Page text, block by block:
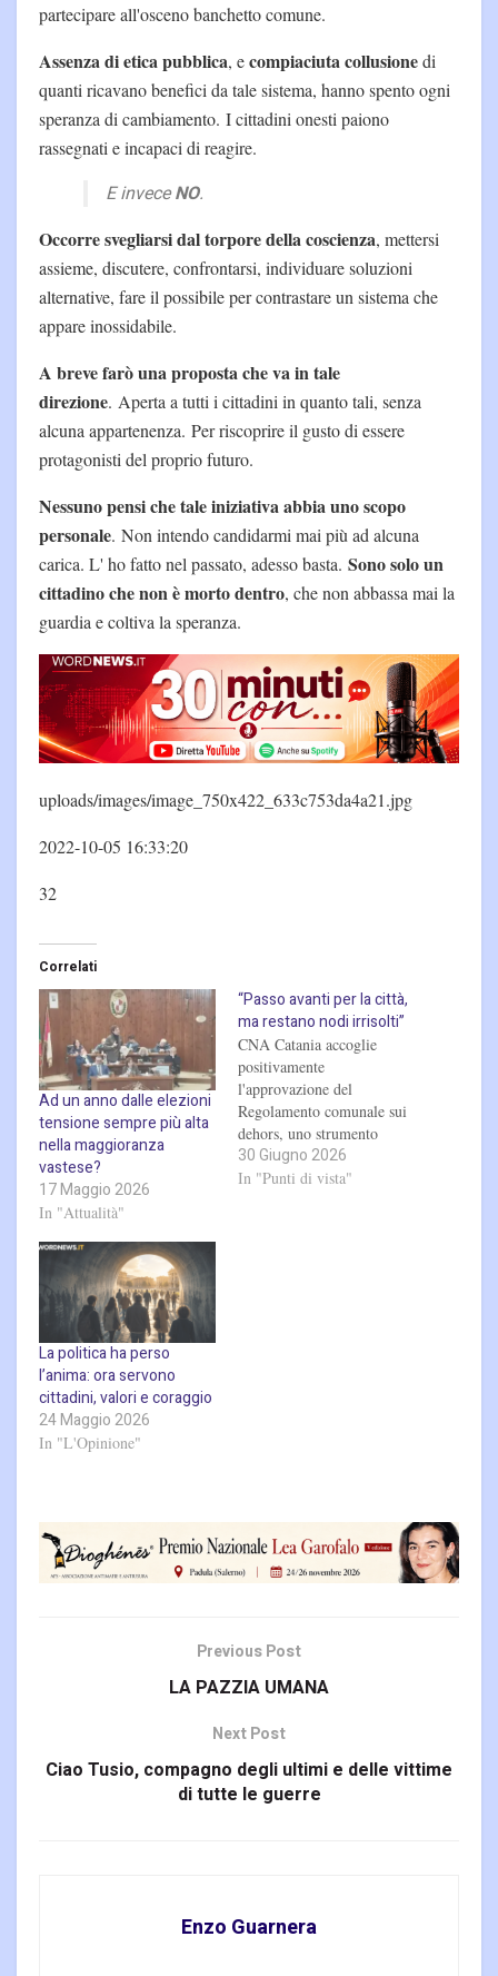
partecipare all'osceno banchetto comune.
Assenza di etica pubblica, ecompiaciuta collusionedi
quanti ricavano benefici da tale sistema, hanno spento ogni
speranza di cambiamento. I cittadini onesti paiono
rassegnati e incapaci di reagire.
E inveceNO.
Occorre svegliarsi dal torpore della coscienza, mettersi
assieme, discutere, confrontarsi, individuare soluzioni
alternative, fare il possibile per contrastare un sistema che
appare inossidabile.
A breve farò una proposta che va in tale
direzione. Aperta a tutti i cittadini in quanto tali, senza
alcuna appartenenza. Per riscoprire il gusto di essere
protagonisti del proprio futuro.
Nessuno pensi che tale iniziativa abbia uno scopo
personale. Non intendo candidarmi mai più ad alcuna
carica. L' ho fatto nel passato, adesso basta. Sono solo un
cittadino che non è morto dentro, che non abbassa mai la
guardia e coltiva la speranza.
uploads/images/image_750x422_633c753da4a21.jpg
2022-10-05 16:33:20
32
Correlati
Ad un anno dalle elezioni
tensione sempre più alta
nella maggioranza
vastese?
17 Maggio 2026
In "Attualità"
“Passo avanti per la città,
ma restano nodi irrisolti”
CNA Catania accoglie
positivamente
l'approvazione del
Regolamento comunale sui
dehors, uno strumento
atteso da anni e necessario
per garantire certezza agli
30 Giugno 2026
In "Punti di vista"
La politica ha perso
l’anima: ora servono
cittadini, valori e coraggio
24 Maggio 2026
In "L'Opinione"
Previous Post
LA PAZZIA UMANA
Next Post
Ciao Tusio, compagno degli ultimi e delle vittime
di tutte le guerre
Enzo Guarnera